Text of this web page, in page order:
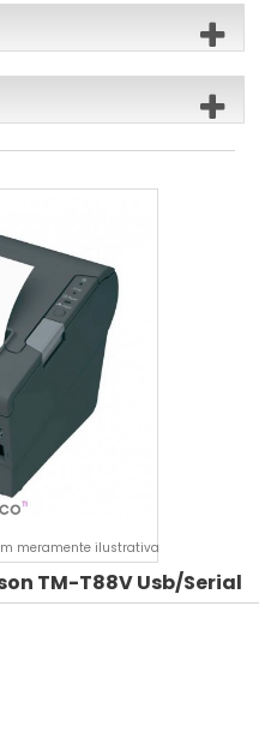
meramente ilustrativa
TM-T88V Usb/Serial